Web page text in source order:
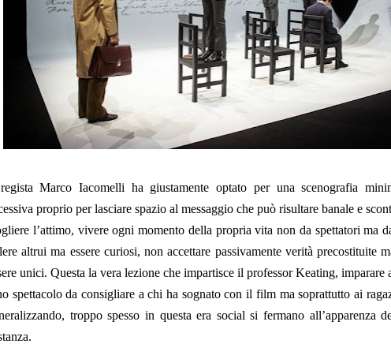
Marco Iacomelli ha giustamente optato per una scenografia
proprio per lasciare spazio al messaggio che può risultare banale e
l’attimo, vivere ogni momento della propria vita non da spettatori ma
altrui ma essere curiosi, non accettare passivamente verità precostituite
unici. Questa la vera lezione che impartisce il professor Keating, imparare
spettacolo da consigliare a chi ha sognato con il film ma soprattutto ai
troppo spesso in questa era social si fermano all’apparenza